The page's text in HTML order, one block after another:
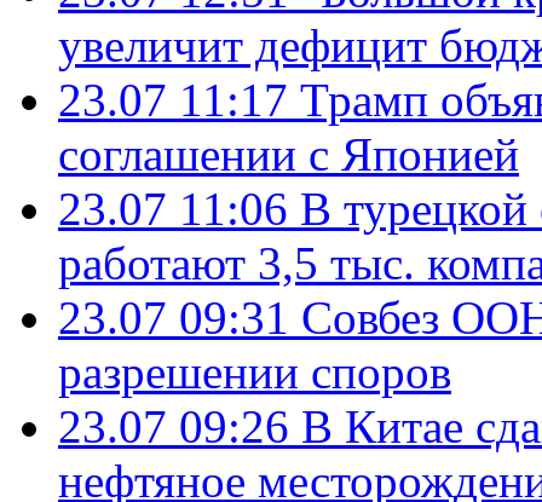
увеличит дефицит
23.07 11:17 Трамп
соглашении с Японией
23.07 11:06 В
работают 3,5 тыс.
23.07 09:31 Совбез
разрешении споров
23.07 09:26 В Китае
нефтяное